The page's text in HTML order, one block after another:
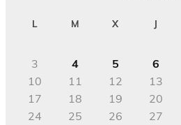
L M X J
3
4 5 6
10
11 12 13
17
18 19 20
24
25 26 27